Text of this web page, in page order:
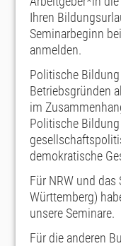
Ihren
Seminarbeginn
anmelden.
Politische
Betriebsgründen
im
Politische
demokratische
Für NRW und
Württemberg)
unsere Seminare.
Für die anderen